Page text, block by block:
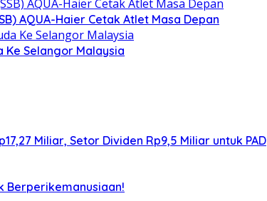
AQUA-Haier Cetak Atlet Masa Depan
Ke Selangor Malaysia
Miliar, Setor Dividen Rp9,5 Miliar untuk PAD
Berperikemanusiaan!